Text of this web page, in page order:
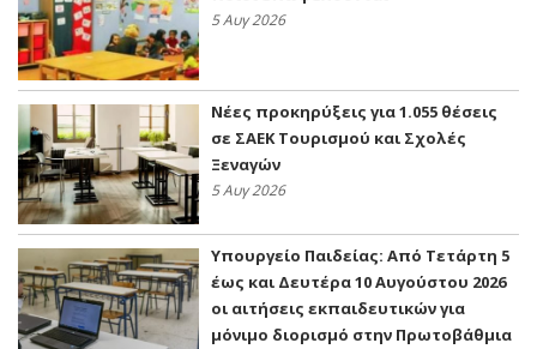
5 Αυγ 2026
Νέες προκηρύξεις για 1.055 θέσεις
σε ΣΑΕΚ Τουρισμού και Σχολές
Ξεναγών
5 Αυγ 2026
Υπουργείο Παιδείας: Από Τετάρτη 5
έως και Δευτέρα 10 Αυγούστου 2026
οι αιτήσεις εκπαιδευτικών για
μόνιμο διορισμό στην Πρωτοβάθμια